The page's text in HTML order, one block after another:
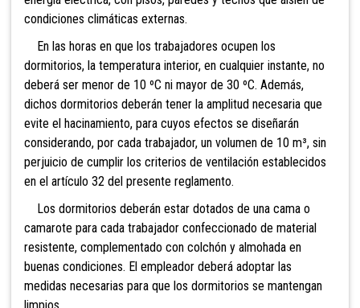
condiciones climáticas externas.
En las horas en que los trabajadores ocupen los
dormitorios, la temperatura interior, en cualquier instante, no
deberá ser menor de 10 ºC ni mayor de 30 ºC. Además,
dichos dormitorios deberán tener la amplitud necesaria que
evite el hacinamiento, para cuyos efectos se diseñarán
considerando, por cada trabajador, un volumen de 10 m³, sin
perjuicio de cumplir los criterios de ventilación establecidos
en el artículo 32 del presente reglamento.
Los dormitorios deberán estar dotados de una cama o
camarote para cada trabajador confeccionado de material
resistente, complementado con colchón y almohada en
buenas condiciones. El empleador deberá adoptar las
medidas necesarias para que los dormitorios se mantengan
limpios.